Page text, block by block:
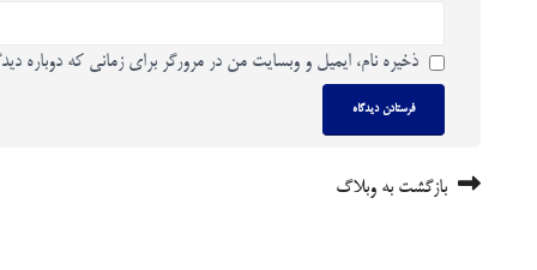
ذخیره نام، ایمیل و وبسایت من در مرورگر برای زمانی که دوباره
بازگشت به وبلاگ